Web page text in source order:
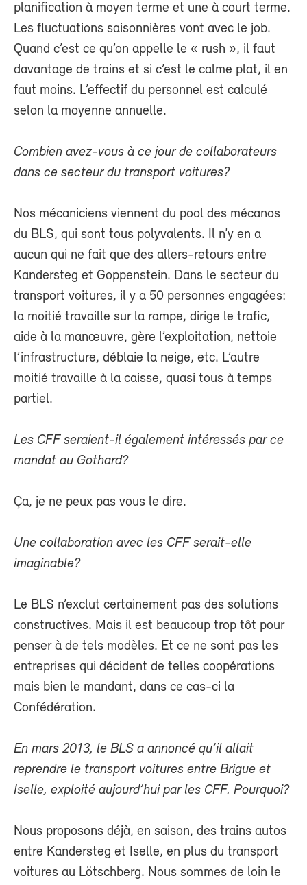
planification à moyen terme et une à court terme.
Les fluctuations saisonnières vont avec le job.
Quand c’est ce qu’on appelle le « rush », il faut
davantage de trains et si c’est le calme plat, il en
faut moins. L’effectif du personnel est calculé
selon la moyenne annuelle.
Combien avez-vous à ce jour de collaborateurs
dans ce secteur du transport voitures?
Nos mécaniciens viennent du pool des mécanos
du BLS, qui sont tous polyvalents. Il n’y en a
aucun qui ne fait que des allers-retours entre
Kandersteg et Goppenstein. Dans le secteur du
transport voitures, il y a 50 personnes engagées:
la moitié travaille sur la rampe, dirige le trafic,
aide à la manœuvre, gère l’exploitation, nettoie
l’infrastructure, déblaie la neige, etc. L’autre
moitié travaille à la caisse, quasi tous à temps
partiel.
Les CFF seraient-il également intéressés par ce
mandat au Gothard?
Ça, je ne peux pas vous le dire.
Une collaboration avec les CFF serait-elle
imaginable?
Le BLS n’exclut certainement pas des solutions
constructives. Mais il est beaucoup trop tôt pour
penser à de tels modèles. Et ce ne sont pas les
entreprises qui décident de telles coopérations
mais bien le mandant, dans ce cas-ci la
Confédération.
En mars 2013, le BLS a annoncé qu’il allait
reprendre le transport voitures entre Brigue et
Iselle, exploité aujourd’hui par les CFF. Pourquoi?
Nous proposons déjà, en saison, des trains autos
entre Kandersteg et Iselle, en plus du transport
voitures au Lötschberg. Nous sommes de loin le